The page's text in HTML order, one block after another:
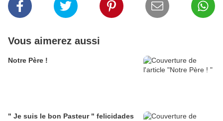
Vous aimerez aussi
Notre Père !
" Je suis le bon Pasteur " felicidades